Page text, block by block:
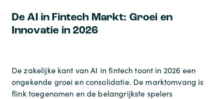
De AI in Fintech Markt: Groei en
Innovatie in 2026
De zakelijke kant van AI in fintech toont in 2026 een
ongekende groei en consolidatie. De marktomvang is
flink toegenomen en de belangrijkste spelers